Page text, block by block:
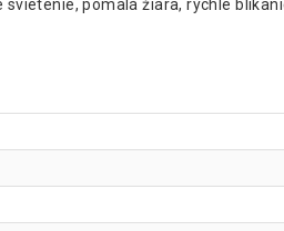
pomalá žiara, rýchle